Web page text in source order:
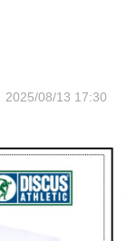
2025/08/13 17:30